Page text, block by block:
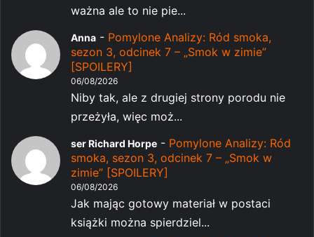
ważna ale to nie pie...
Anna - Pomylone Analizy: Ród smoka,
sezon 3, odcinek 7 – „Smok w zimie”
[SPOILERY]
06/08/2026
Niby tak, ale z drugiej strony porodu nie
przeżyła, więc moż...
ser Richard Horpe - Pomylone Analizy: Ród
smoka, sezon 3, odcinek 7 – „Smok w
zimie” [SPOILERY]
06/08/2026
Jak mając gotowy materiał w postaci
książki można spierdziel...